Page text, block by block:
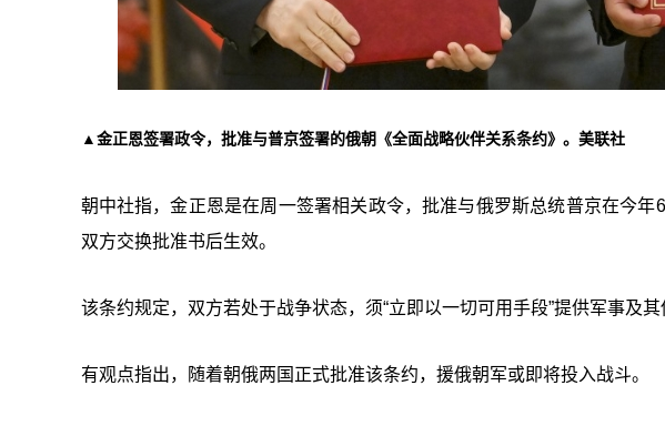
▲金正恩签署政令，批准与普京签署的俄朝《全面战略伙伴关系条约》。美联社
朝中社指，金正恩是在周一签署相关政令，批准与俄罗斯总统普京在今
双方交换批准书后生效。
该条约规定，双方若处于战争状态，须“立即以一切可用手段”提供军事及
有观点指出，随着朝俄两国正式批准该条约，援俄朝军或即将投入战斗。